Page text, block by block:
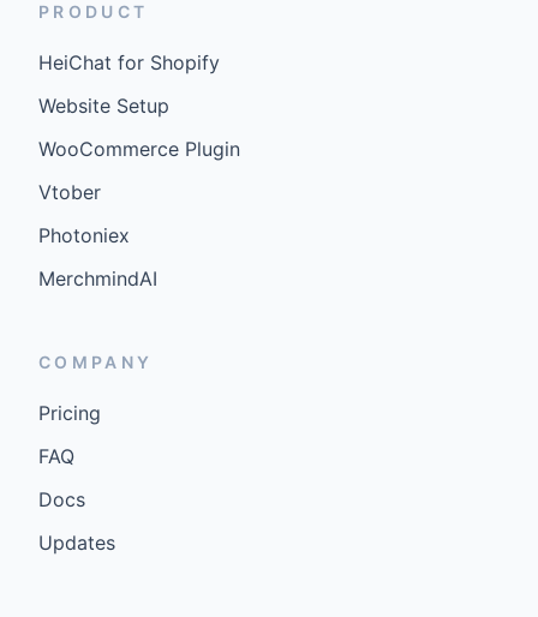
PRODUCT
HeiChat for Shopify
Website Setup
WooCommerce Plugin
Vtober
Photoniex
MerchmindAI
COMPANY
Pricing
FAQ
Docs
Updates